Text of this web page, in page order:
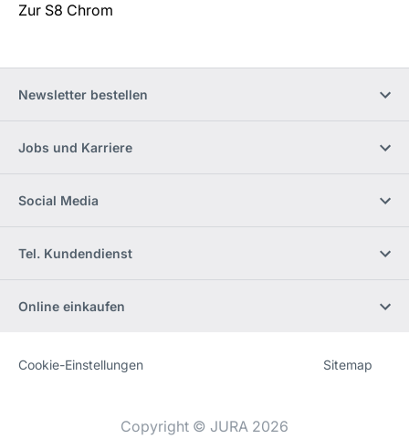
Zur S8 Chrom
Newsletter bestellen
Jobs und Karriere
Social Media
Tel. Kundendienst
Online einkaufen
Website
[Website
Cookie-Einstellungen Sitemap
Copyright © JURA 2026